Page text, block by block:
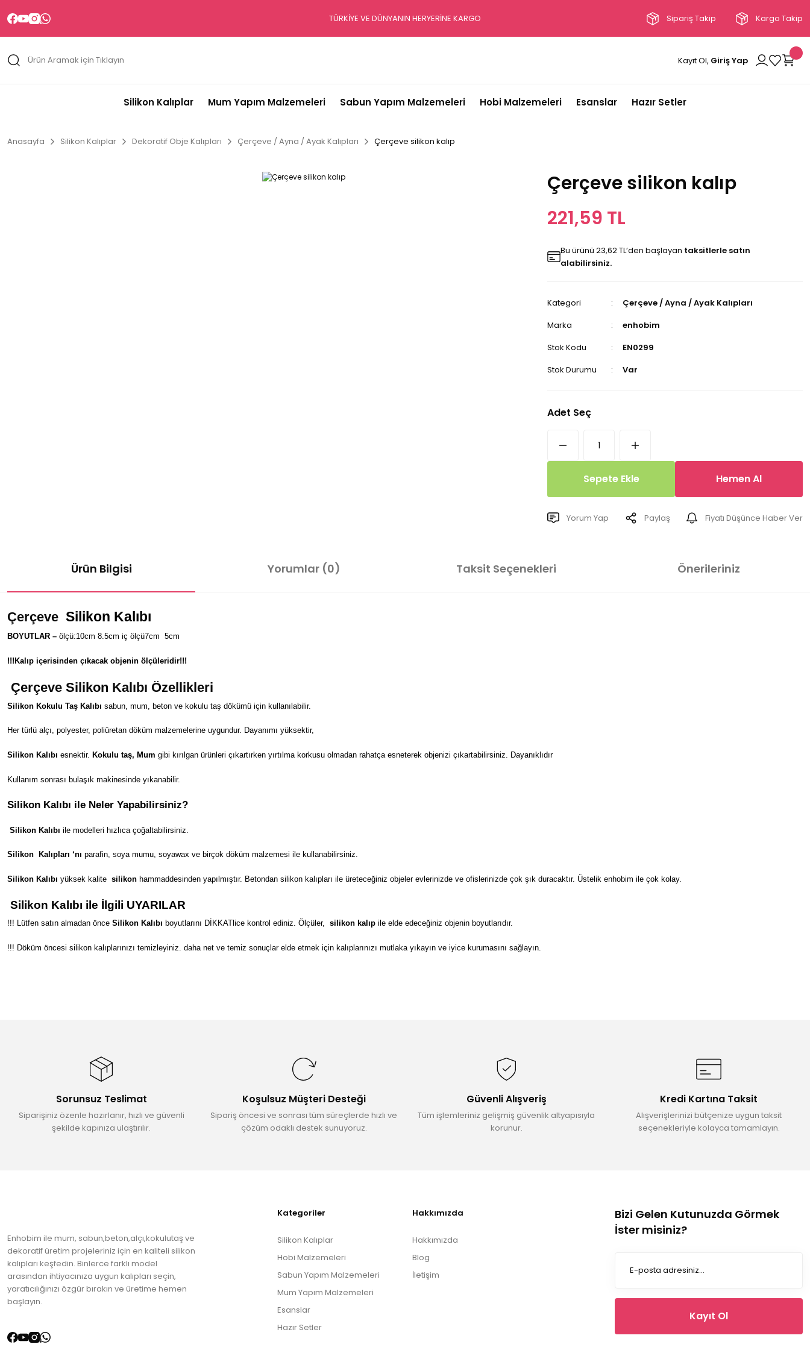
TÜRKİYE VE DÜNYANIN HERYERİNE KARGO Sipariş Takip Kargo Takip
Kayıt Ol, Giriş Yap
Silikon Kalıplar Mum Yapım Malzemeleri Sabun Yapım Malzemeleri Hobi Malzemeleri Esanslar Hazır Setler
Anasayfa Silikon Kalıplar Dekoratif Obje Kalıpları Çerçeve / Ayna / Ayak Kalıpları Çerçeve silikon kalıp
Çerçeve silikon kalıp
221,59 TL
Bu ürünü 23,62 TL’den başlayan taksitlerle satın
alabilirsiniz.
Kategori
Çerçeve / Ayna / Ayak Kalıpları
Marka
enhobim
Stok Kodu
EN0299
Stok Durumu
Var
Adet Seç
Sepete Ekle Hemen Al
Yorum Yap Paylaş Fiyatı Düşünce Haber Ver
Ürün Bilgisi Yorumlar (0) Taksit Seçenekleri Önerileriniz
Çerçeve Silikon Kalıbı
BOYUTLAR – ölçü:10cm 8.5cm iç ölçü7cm 5cm
!!!Kalıp içerisinden çıkacak objenin ölçüleridir!!!
Çerçeve Silikon Kalıbı Özellikleri
Silikon Kokulu Taş Kalıbı sabun, mum, beton ve kokulu taş dökümü için kullanılabilir.
Her türlü alçı, polyester, poliüretan döküm malzemelerine uygundur. Dayanımı yüksektir,
Silikon Kalıbı esnektir. Kokulu taş, Mum gibi kırılgan ürünleri çıkartırken yırtılma korkusu olmadan rahatça esneterek objenizi çıkartabilirsiniz. Dayanıklıdır
Kullanım sonrası bulaşık makinesinde yıkanabilir.
Silikon Kalıbı ile Neler Yapabilirsiniz?
Silikon Kalıbı ile modelleri hızlıca çoğaltabilirsiniz.
Silikon Kalıpları ‘nı parafin, soya mumu, soyawax ve birçok döküm malzemesi ile kullanabilirsiniz.
Silikon Kalıbı yüksek kalite silikon hammaddesinden yapılmıştır. Betondan silikon kalıpları ile üreteceğiniz objeler evlerinizde ve ofislerinizde çok şık duracaktır. Üstelik enhobim ile çok kolay.
Silikon Kalıbı ile İlgili UYARILAR
!!! Lütfen satın almadan önce Silikon Kalıbı boyutlarını DİKKATlice kontrol ediniz. Ölçüler, silikon kalıp ile elde edeceğiniz objenin boyutlarıdır.
!!! Döküm öncesi silikon kalıplarınızı temizleyiniz. daha net ve temiz sonuçlar elde etmek için kalıplarınızı mutlaka yıkayın ve iyice kurumasını sağlayın.
Ürün açıklamasında eksik bilgiler bulunuyor.
Ürün fiyatı diğer sitelerden daha pahalı.
Bu ürüne benzer farklı alternatifler olmalı.
Sorunsuz Teslimat
Siparişiniz özenle hazırlanır, hızlı ve güvenli
şekilde kapınıza ulaştırılır.
Koşulsuz Müşteri Desteği
Sipariş öncesi ve sonrası tüm süreçlerde hızlı ve
çözüm odaklı destek sunuyoruz.
Güvenli Alışveriş
Tüm işlemleriniz gelişmiş güvenlik altyapısıyla
korunur.
Kredi Kartına Taksit
Alışverişlerinizi bütçenize uygun taksit
seçenekleriyle kolayca tamamlayın.
Enhobim ile mum, sabun,beton,alçı,kokulutaş ve
dekoratif üretim projeleriniz için en kaliteli silikon
kalıpları keşfedin. Binlerce farklı model
arasından ihtiyacınıza uygun kalıpları seçin,
yaratıcılığınızı özgür bırakın ve üretime hemen
başlayın.
Kategoriler
Silikon Kalıplar
Hobi Malzemeleri
Sabun Yapım Malzemeleri
Mum Yapım Malzemeleri
Esanslar
Hazır Setler
Hakkımızda
Hakkımızda
Blog
İletişim
Bizi Gelen Kutunuzda Görmek
İster misiniz?
Kayıt Ol